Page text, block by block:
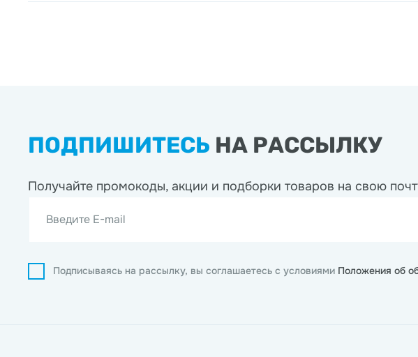
ПОДПИШИТЕСЬ НА РАССЫЛКУ
Получайте промокоды, акции и подборки товаров на свою
Введите E-mail
Подписываясь на рассылку, вы соглашаетесь с условиями Положения об